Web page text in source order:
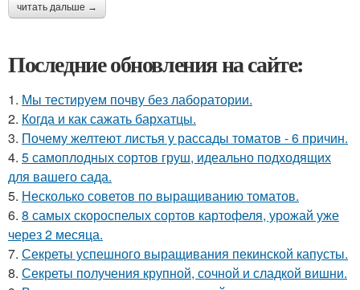
читать дальше →
Последние обновления на сайте:
1. Мы тестируем почву без лаборатории.
2. Когда и как сажать бархатцы.
3. Почему желтеют листья у рассады томатов - 6 причин.
4. 5 самоплодных сортов груш, идеально подходящих
для вашего сада.
5. Несколько советов по выращиванию томатов.
6. 8 самых скороспелых сортов картофеля, урожай уже
через 2 месяца.
7. Секреты успешного выращивания пекинской капусты.
8. Секреты получения крупной, сочной и сладкой вишни.